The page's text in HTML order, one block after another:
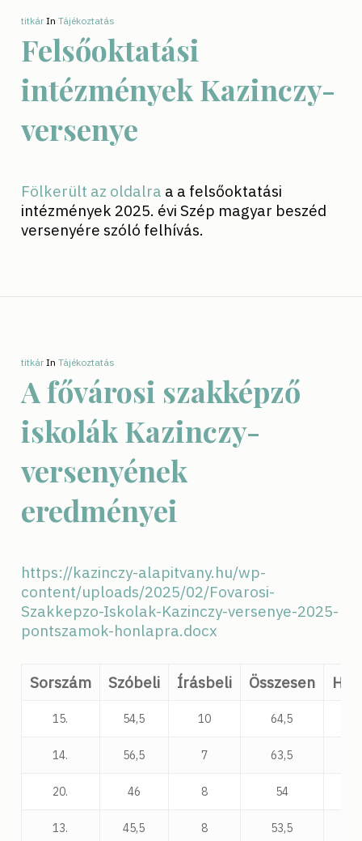
titkár In Tájékoztatás
Felsőoktatási
intézmények Kazinczy-
versenye
Fölkerült az oldalra a a felsőoktatási
intézmények 2025. évi Szép magyar beszéd
versenyére szóló felhívás.
titkár In Tájékoztatás
A fővárosi szakképző
iskolák Kazinczy-
versenyének
eredményei
https://kazinczy-alapitvany.hu/wp-
content/uploads/2025/02/Fovarosi-
Szakkepzo-Iskolak-Kazinczy-versenye-2025-
pontszamok-honlapra.docx
Sorszám Szóbeli Írásbeli Összesen
15. 54,5 10 64,5
14. 56,5 7 63,5
20. 46 8 54
13. 45,5 8 53,5